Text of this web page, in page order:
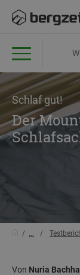
Schlaf gut!
Der
...
Von Nuria